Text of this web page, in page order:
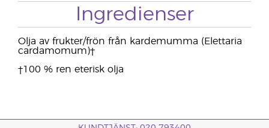
Ingredienser
Olja av frukter/frön från kardemumma (Elettaria
cardamomum)†
†100 % ren eterisk olja